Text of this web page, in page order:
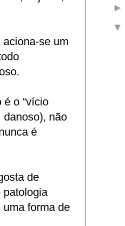
um
o “vício
danoso), não
é
de
patologia
forma de
►
▼